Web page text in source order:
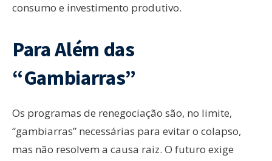
consumo e investimento produtivo.
Para Além das
“Gambiarras”
Os programas de renegociação são, no limite,
“gambiarras” necessárias para evitar o colapso,
mas não resolvem a causa raiz. O futuro exige